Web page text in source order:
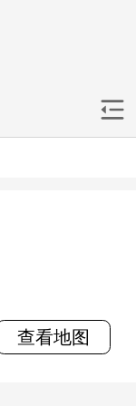
查看地图